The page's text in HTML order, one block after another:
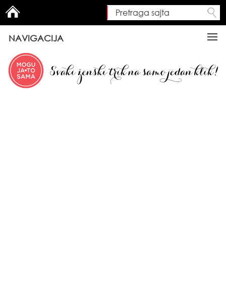
Search form
Pretraga sajta
NAVIGACIJA